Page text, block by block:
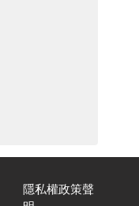
隱私權政策聲